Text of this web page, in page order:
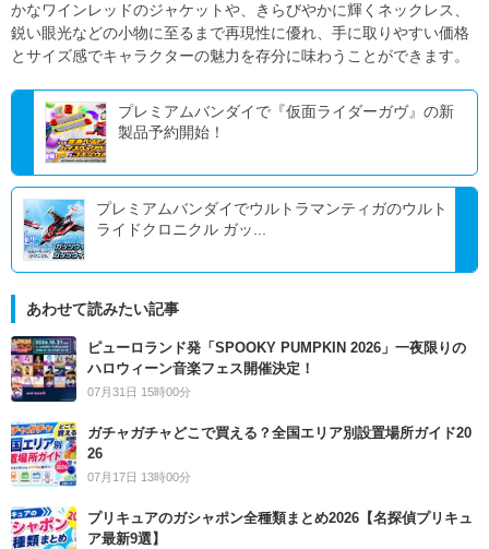
かなワインレッドのジャケットや、きらびやかに輝くネックレス、
鋭い眼光などの小物に至るまで再現性に優れ、手に取りやすい価格
とサイズ感でキャラクターの魅力を存分に味わうことができます。
プレミアムバンダイで『仮面ライダーガヴ』の新
製品予約開始！
プレミアムバンダイでウルトラマンティガのウルト
ライドクロニクル ガッ...
あわせて読みたい記事
ピューロランド発「SPOOKY PUMPKIN 2026」一夜限りの
ハロウィーン音楽フェス開催決定！
07月31日 15時00分
ガチャガチャどこで買える？全国エリア別設置場所ガイド20
26
07月17日 13時00分
プリキュアのガシャポン全種類まとめ2026【名探偵プリキュ
ア最新9選】